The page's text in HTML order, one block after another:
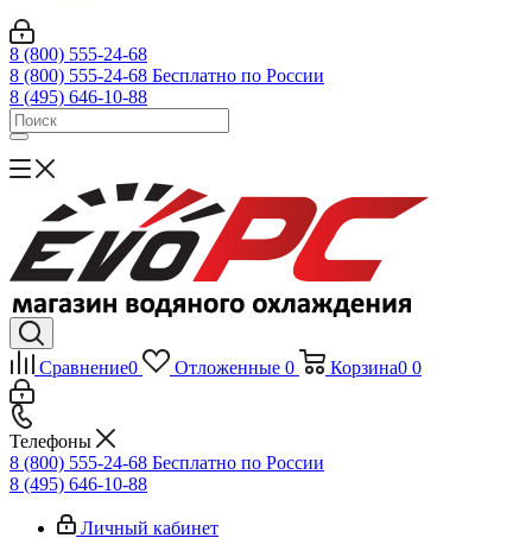
8 (800) 555-24-68
8 (800) 555-24-68 Бесплатно по России
8 (495) 646-10-88
Сравнение0 Отложенные 0 Корзина0 0
Телефоны
8 (800) 555-24-68 Бесплатно по России
8 (495) 646-10-88
Личный кабинет